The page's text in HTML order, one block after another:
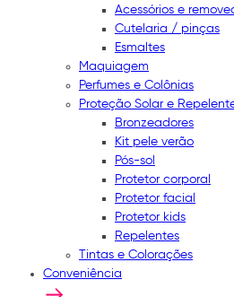
Acessórios e
Cutelaria / pinças
Esmaltes
Maquiagem
Perfumes e Colônias
Proteção Solar e
Bronzeadores
Kit pele verão
Pós-sol
Protetor corporal
Protetor facial
Protetor kids
Repelentes
Tintas e Colorações
Conveniência